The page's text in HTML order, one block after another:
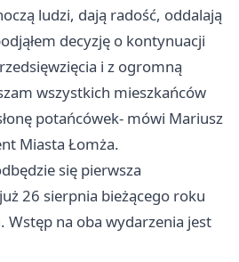
ludzi, dają radość, oddalają
decyzję o kontynuacji
i z ogromną
wszystkich mieszkańców
potańcówek- mówi Mariusz
Miasta Łomża.
się pierwsza
26 sierpnia bieżącego roku
Wstęp na oba wydarzenia jest